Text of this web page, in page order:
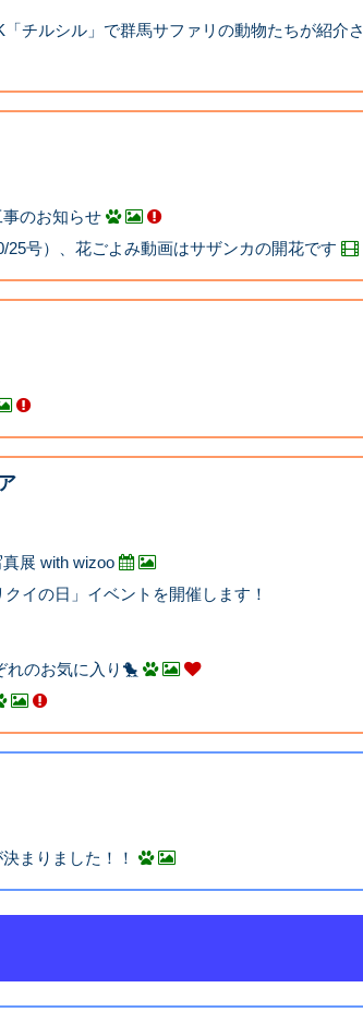
「チルシル」で群馬サファリの動物たちが紹介さ
のお知らせ
25号）、花ごよみ動画はサザンカの開花です
展 with wizoo
イの日」イベントを開催します！
れのお気に入り🐤
まりました！！